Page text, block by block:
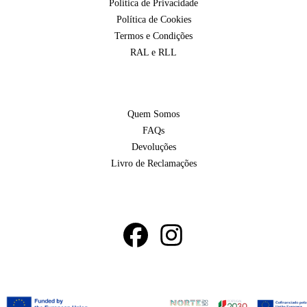
Política de Privacidade
Política de Cookies
Termos e Condições
RAL e RLL
Quem Somos
FAQs
Devoluções
Livro de Reclamações